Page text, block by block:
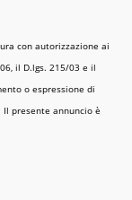
con autorizzazione ai
il D.lgs. 215/03 e il
o espressione di
presente annuncio è